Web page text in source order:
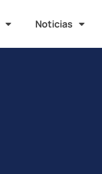
Noticias